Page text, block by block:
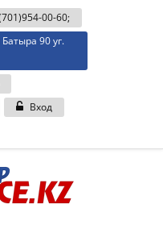
00-60;
90 уг.
Вход